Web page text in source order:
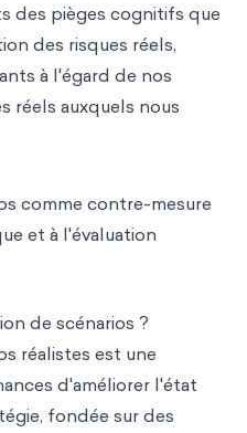
des pièges cognitifs que
des risques réels,
à l'égard de nos
réels auxquels nous
comme contre-mesure
et à l'évaluation
de scénarios ?
réalistes est une
d'améliorer l'état
fondée sur des